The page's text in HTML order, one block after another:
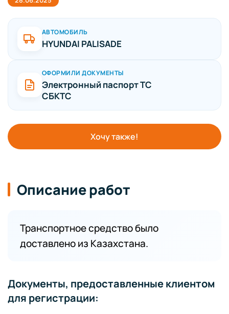
АВТОМОБИЛЬ
HYUNDAI PALISADE
ОФОРМИЛИ ДОКУМЕНТЫ
Электронный паспорт ТС
СБКТС
Хочу также!
Описание работ
Транспортное средство было
доставлено из Казахстана.
Документы, предоставленные клиентом
для регистрации: